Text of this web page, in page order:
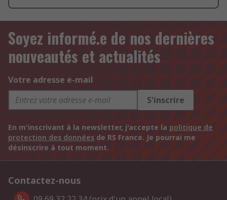
Soyez informé.e de nos dernières
nouveautés et actualités
Votre adresse e-mail
S'inscrire
En m'inscrivant à la newsletter, j'accepte la politique de
protection des données de RS France. Je pourrai me
désinscrire à tout moment.
Contactez-nous